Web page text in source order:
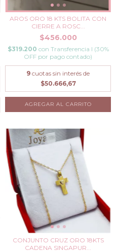
AROS ORO 18 KTS BOLITA CON
CIERRE A ROSC...
$456.000
$319.200 con Transferencia I (30%
OFF por pago contado)
9 cuotas sin interés de
$50.666,67
CONJUNTO CRUZ ORO 18KTS
CADENA SINGAPUR...